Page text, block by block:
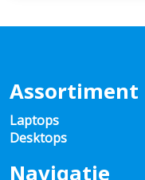
Assortiment
Laptops
Desktops
Navigatie